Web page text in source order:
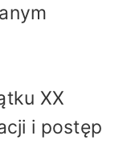
XX
i postęp